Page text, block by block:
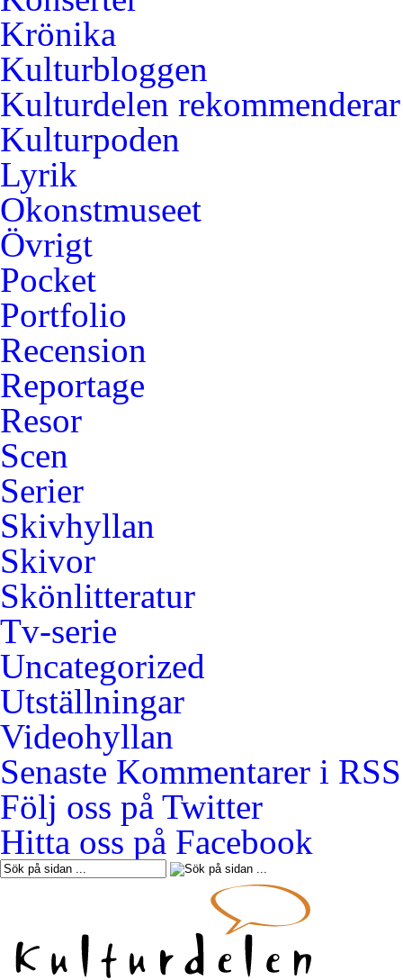
Krönika
Kulturbloggen
Kulturdelen rekommenderar
Kulturpoden
Lyrik
Okonstmuseet
Övrigt
Pocket
Portfolio
Recension
Reportage
Resor
Scen
Serier
Skivhyllan
Skivor
Skönlitteratur
Tv-serie
Uncategorized
Utställningar
Videohyllan
Senaste Kommentarer i RSS
Följ oss på Twitter
Hitta oss på Facebook